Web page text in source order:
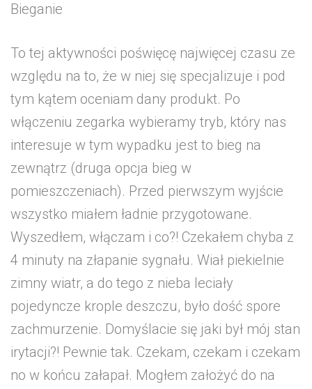
Bieganie
To tej aktywności poświęcę najwięcej czasu ze
względu na to, że w niej się specjalizuje i pod
tym kątem oceniam dany produkt. Po
włączeniu zegarka wybieramy tryb, który nas
interesuje w tym wypadku jest to bieg na
zewnątrz (druga opcja bieg w
pomieszczeniach). Przed pierwszym wyjście
wszystko miałem ładnie przygotowane.
Wyszedłem, włączam i co?! Czekałem chyba z
4 minuty na złapanie sygnału. Wiał piekielnie
zimny wiatr, a do tego z nieba leciały
pojedyncze krople deszczu, było dość spore
zachmurzenie. Domyślacie się jaki był mój stan
irytacji?! Pewnie tak. Czekam, czekam i czekam
no w końcu załapał. Mogłem założyć do na